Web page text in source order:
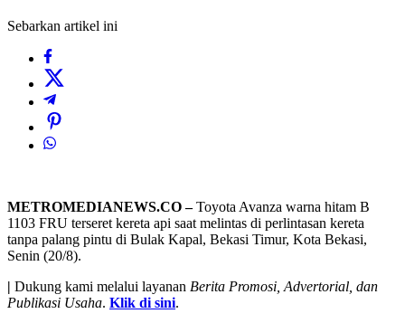
Sebarkan artikel ini
METROMEDIANEWS.CO –Toyota Avanza warna hitam B
1103 FRU terseret kereta api saat melintas di perlintasan kereta
tanpa palang pintu di Bulak Kapal, Bekasi Timur, Kota Bekasi,
Senin (20/8).
| Dukung kami melalui layanan Berita Promosi, Advertorial, dan
Publikasi Usaha. Klik di sini.